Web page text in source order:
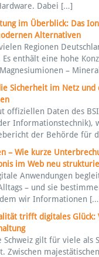
Dabei […]
im Überblick: Das
Alternativen
Regionen
Es enthält eine hohe
–
Sicherheit im Netz und
offiziellen Daten des
Informationstechnik),
der Behörde für
– Wie kurze
im Web neu
Anwendungen
– und sie
wir Informationen
trifft digitales Glück:
Schweiz gilt für viele als
Zwischen majestätischen